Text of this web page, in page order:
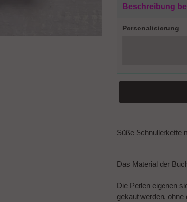
Beschreibung
Personalisierung
wird
hinzugefügt
Süße Schnullerkette
Das Material der
Die Perlen eigenen
gekaut werden,